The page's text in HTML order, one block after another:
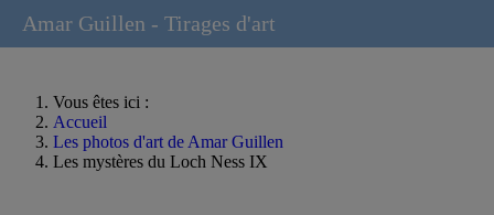
Vous êtes ici :
Accueil
Les photos d'art de Amar Guillen
Les mystères du Loch Ness IX
Amar Guillen - Tirages d'art